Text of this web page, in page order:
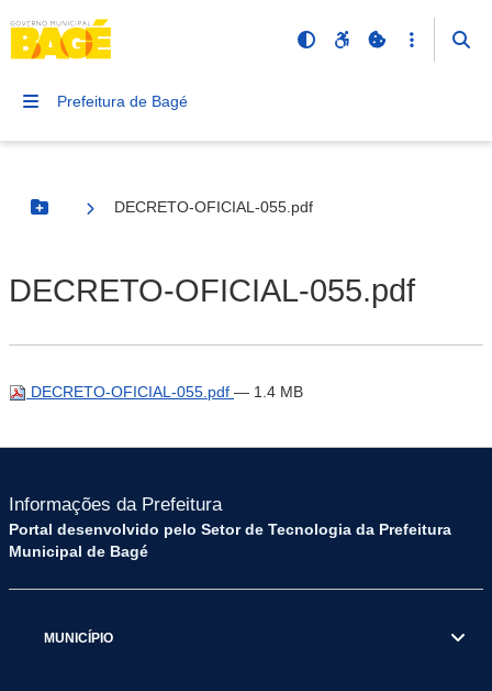
Prefeitura de Bagé
Botão Menu
DECRETO-OFICIAL-055.pdf
DECRETO-OFICIAL-055.pdf
DECRETO-OFICIAL-055.pdf — 1.4 MB
Informações da Prefeitura
Portal desenvolvido pelo Setor de Tecnologia da Prefeitura
Municipal de Bagé
MUNICÍPIO